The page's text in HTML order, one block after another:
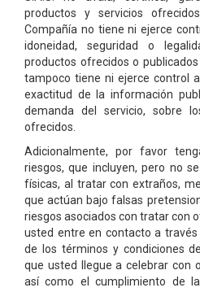
productos y servicios
Compañía no tiene ni ejerce
idoneidad, seguridad o
productos ofrecidos o
tampoco tiene ni ejerce control
exactitud de la información
demanda del servicio, sobre
ofrecidos.
Adicionalmente, por favor
riesgos, que incluyen, pero no
físicas, al tratar con extraños,
que actúan bajo falsas
riesgos asociados con tratar con
usted entre en contacto a
de los términos y condiciones
que usted llegue a celebrar con
así como el cumplimiento de